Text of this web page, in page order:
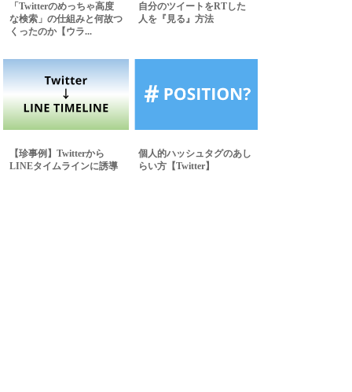
「Twitterのめっちゃ高度
な検索」の仕組みと何故つ
くったのか【ウラ...
自分のツイートをRTした
人を『見る』方法
【珍事例】Twitterから
LINEタイムラインに誘導
個人的ハッシュタグのあし
らい方【Twitter】